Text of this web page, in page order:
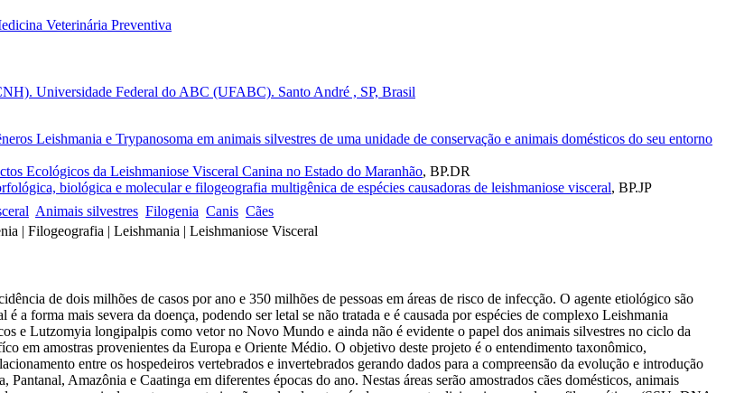
Veterinária Preventiva
Universidade Federal do ABC (UFABC). Santo André , SP, Brasil
Leishmania e Trypanosoma em animais silvestres de uma unidade de conservação e animais domésticos do seu entorno
Ecológicos da Leishmaniose Visceral Canina no Estado do Maranhão, BP.DR
biológica e molecular e filogeografia multigênica de espécies causadoras de leishmaniose visceral, BP.JP
Animais silvestres Filogenia Canis Cães
| Filogeografia | Leishmania | Leishmaniose Visceral
de dois milhões de casos por ano e 350 milhões de pessoas em áreas de risco de infecção. O agente etiológico são
a forma mais severa da doença, podendo ser letal se não tratada e é causada por espécies de complexo Leishmania
e Lutzomyia longipalpis como vetor no Novo Mundo e ainda não é evidente o papel dos animais silvestres no ciclo da
em amostras provenientes da Europa e Oriente Médio. O objetivo deste projeto é o entendimento taxonômico,
entre os hospedeiros vertebrados e invertebrados gerando dados para a compreensão da evolução e introdução
Amazônia e Caatinga em diferentes épocas do ano. Nestas áreas serão amostrados cães domésticos, animais